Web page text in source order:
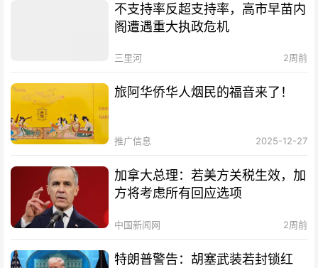
不支持率反超支持率，高市早苗内
阁遭遇重大执政危机
三里河 2周前
旅阿华侨华人烟民的福音来了！
推广信息 2025-12-27
加拿大总理：若美方关税生效，加
方将考虑所有回应选项
中国新闻网 2周前
特朗普警告：胡塞武装若封锁红